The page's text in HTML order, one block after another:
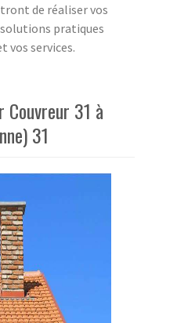
de réaliser vos
pratiques
vos services.
Couvreur 31 à
31